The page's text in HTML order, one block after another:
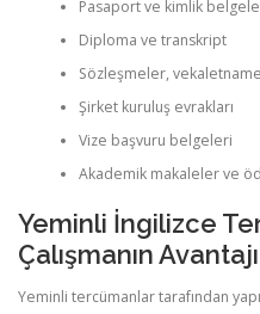
Pasaport ve kimlik
Diploma ve transkript
Sözleşmeler,
Şirket kuruluş evrakları
Vize başvuru belgeleri
Akademik makaleler ve
Yeminli İngilizce
Çalışmanın Avantajı
Yeminli tercümanlar tarafından